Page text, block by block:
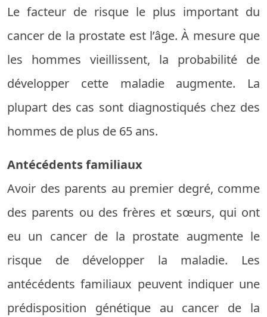
Le facteur de risque le plus important du
cancer de la prostate est l’âge. À mesure que
les hommes vieillissent, la probabilité de
développer cette maladie augmente. La
plupart des cas sont diagnostiqués chez des
hommes de plus de 65 ans.
Antécédents familiaux
Avoir des parents au premier degré, comme
des parents ou des frères et sœurs, qui ont
eu un cancer de la prostate augmente le
risque de développer la maladie. Les
antécédents familiaux peuvent indiquer une
prédisposition génétique au cancer de la